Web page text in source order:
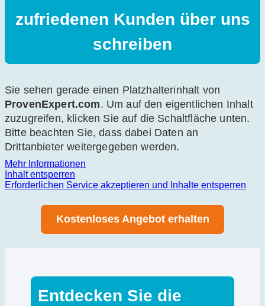
zufriedenen Kunden über uns
schreiben
Sie sehen gerade einen Platzhalterinhalt von
ProvenExpert.com. Um auf den eigentlichen Inhalt
zuzugreifen, klicken Sie auf die Schaltfläche unten.
Bitte beachten Sie, dass dabei Daten an
Drittanbieter weitergegeben werden.
Mehr Informationen
Inhalt entsperren
Erforderlichen Service akzeptieren und Inhalte entsperren
Kostenloses Angebot erhalten
Entdecken Sie die